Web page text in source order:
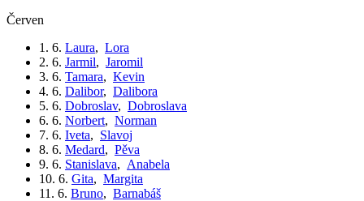
červen
1. 6. Laura, Lora
2. 6. Jarmil, Jaromil
3. 6. Tamara, Kevin
4. 6. Dalibor, Dalibora
5. 6. Dobroslav, Dobroslava
6. 6. Norbert, Norman
7. 6. Iveta, Slavoj
8. 6. Medard, Pěva
9. 6. Stanislava, Anabela
10. 6. Gita, Margita
11. 6. Bruno, Barnabáš